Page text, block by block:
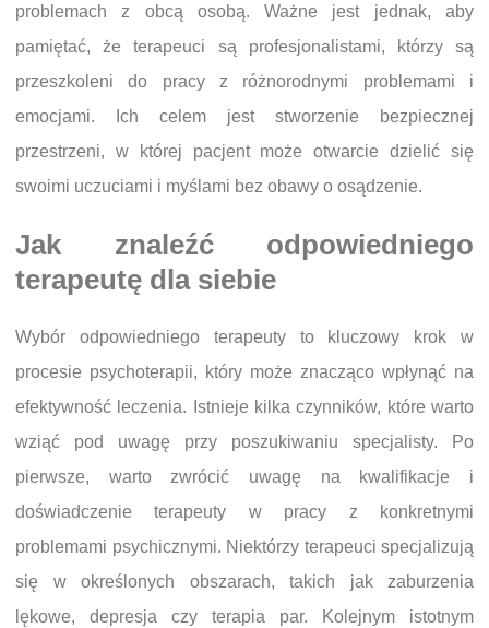
problemach z obcą osobą. Ważne jest jednak, aby
pamiętać, że terapeuci są profesjonalistami, którzy są
przeszkoleni do pracy z różnorodnymi problemami i
emocjami. Ich celem jest stworzenie bezpiecznej
przestrzeni, w której pacjent może otwarcie dzielić się
swoimi uczuciami i myślami bez obawy o osądzenie.
Jak znaleźć odpowiedniego
terapeutę dla siebie
Wybór odpowiedniego terapeuty to kluczowy krok w
procesie psychoterapii, który może znacząco wpłynąć na
efektywność leczenia. Istnieje kilka czynników, które warto
wziąć pod uwagę przy poszukiwaniu specjalisty. Po
pierwsze, warto zwrócić uwagę na kwalifikacje i
doświadczenie terapeuty w pracy z konkretnymi
problemami psychicznymi. Niektórzy terapeuci specjalizują
się w określonych obszarach, takich jak zaburzenia
lękowe, depresja czy terapia par. Kolejnym istotnym